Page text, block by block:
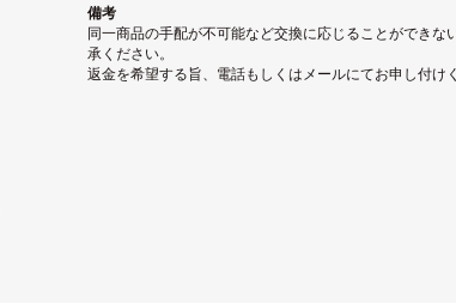
備考
同一商品の手配が不可能など交換に応じることができな
承ください。
返金を希望する旨、電話もしくはメールにてお申し付け